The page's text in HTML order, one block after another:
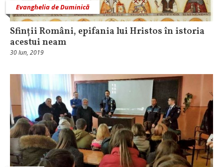
Evanghelia de Duminică
Sfinții Români, epifania lui Hristos în istoria
acestui neam
30 Iun, 2019